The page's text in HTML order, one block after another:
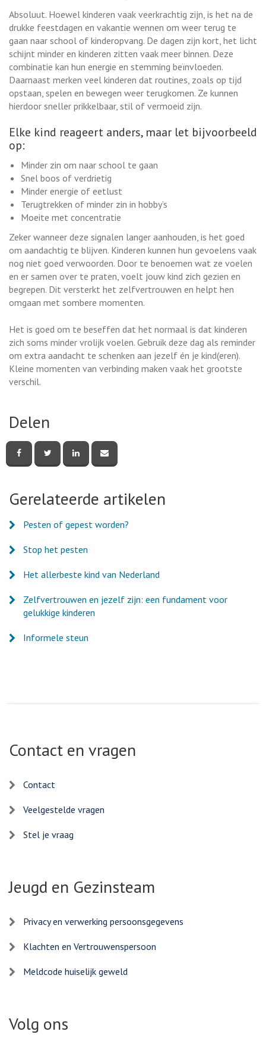
Absoluut. Hoewel kinderen vaak veerkrachtig zijn, is het na de
drukke feestdagen en vakantie wennen om weer terug te
gaan naar school of kinderopvang. De dagen zijn kort, het licht
schijnt minder en kinderen zitten vaak meer binnen. Deze
combinatie kan hun energie en stemming beïnvloeden.
Daarnaast merken veel kinderen dat routines, zoals op tijd
opstaan, spelen en bewegen weer terugkomen. Ze kunnen
hierdoor sneller prikkelbaar, stil of vermoeid zijn.
Elke kind reageert anders, maar let bijvoorbeeld
op:
Minder zin om naar school te gaan
Snel boos of verdrietig
Minder energie of eetlust
Terugtrekken of minder zin in hobby’s
Moeite met concentratie
Zeker wanneer deze signalen langer aanhouden, is het goed
om aandachtig te blijven. Kinderen kunnen hun gevoelens vaak
nog niet goed verwoorden. Door te benoemen wat ze voelen
en er samen over te praten, voelt jouw kind zich gezien en
begrepen. Dit versterkt het zelfvertrouwen en helpt hen
omgaan met sombere momenten.
Het is goed om te beseffen dat het normaal is dat kinderen
zich soms minder vrolijk voelen. Gebruik deze dag als reminder
om extra aandacht te schenken aan jezelf én je kind(eren).
Kleine momenten van verbinding maken vaak het grootste
verschil.
Delen
deze
pagina
deze
pagina
deze
pagina
deze
pagina
mail
Gerelateerde artikelen
Pesten of gepest worden?
Stop het pesten
Het allerbeste kind van Nederland
Zelfvertrouwen en jezelf zijn: een fundament voor
gelukkige kinderen
Informele steun
Contact en vragen
Contact
Veelgestelde vragen
Stel je vraag
Jeugd en Gezinsteam
Privacy en verwerking persoonsgegevens
Klachten en Vertrouwenspersoon
Meldcode huiselijk geweld
Volg ons